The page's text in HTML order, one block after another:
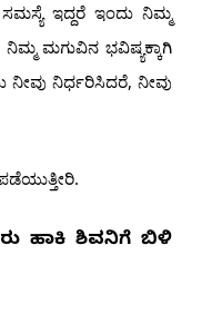
ಇದ್ದರೆ ಇಂದು ನಿಮ್ಮ
ಮಗುವಿನ ಭವಿಷ್ಯಕ್ಕಾಗಿ
ನಿರ್ಧರಿಸಿದರೆ, ನೀವು
ಹಾಕಿ ಶಿವನಿಗೆ ಬಿಳಿ